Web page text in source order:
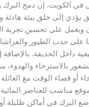
في الكويت. إن دمج البرك
يؤدي إلى خلق بيئة هادئة
ويعمل على تحسين تجربة
على جذب الطيور
داخل الحديقة.
بالاسترخاء والهدوء،
أو قضاء الوقت مع
مناسب للعناصر
البرك في أماكن ظليلة